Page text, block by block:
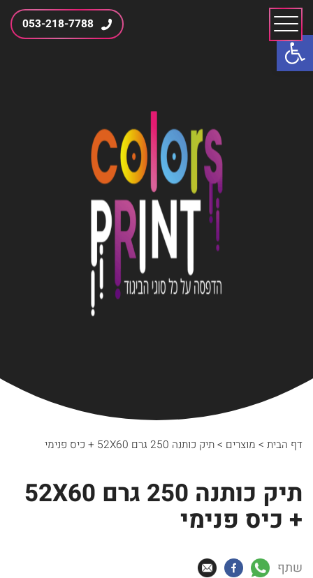
פתח סרגל נגישות
053-218-7788
דף הבית > מוצרים >תיק כותנה 250 גרם 52X60 + כיס פנימי
תיק כותנה 250 גרם 52X60
+ כיס פנימי
שתף